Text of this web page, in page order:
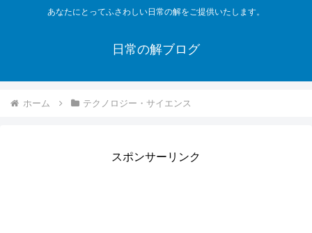
あなたにとってふさわしい日常の解をご提供いたします。
日常の解ブログ
ホーム テクノロジー・サイエンス
スポンサーリンク